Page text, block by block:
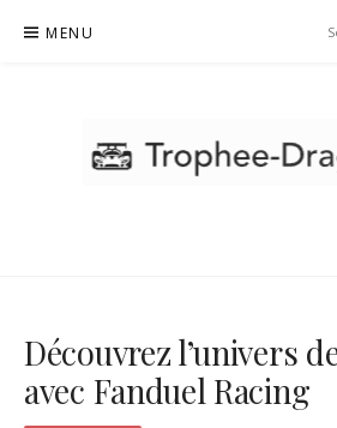
MENU
Découvrez l’univers
avec Fanduel Racing